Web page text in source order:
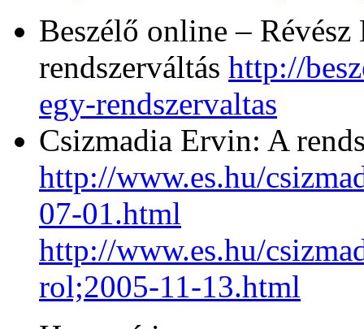
Beszélő online –
rendszerváltás http://
egy-rendszervaltas
Csizmadia Ervin: A
http://www.es.hu/
07-01.html
http://www.es.hu/
rol;2005-11-13.html